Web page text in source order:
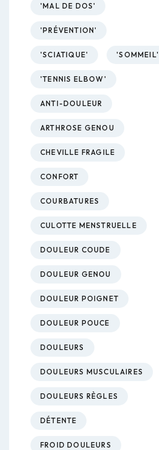
'MAL DE DOS'
'PRÉVENTION'
'SCIATIQUE' 'SOMMEIL'
'TENNIS ELBOW'
ANTI-DOULEUR
ARTHROSE GENOU
CHEVILLE FRAGILE
CONFORT
COURBATURES
CULOTTE MENSTRUELLE
DOULEUR COUDE
DOULEUR GENOU
DOULEUR POIGNET
DOULEUR POUCE
DOULEURS
DOULEURS MUSCULAIRES
DOULEURS RÈGLES
DÉTENTE
FROID DOULEURS